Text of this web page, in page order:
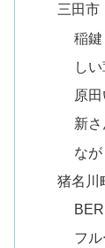
三田市
稲
し
原
新
な
猪名川
フ